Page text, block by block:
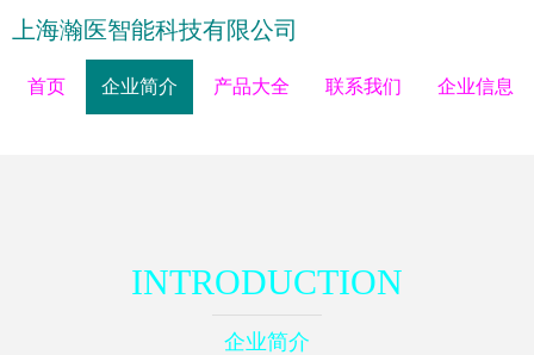
上海瀚医智能科技有限公司
首页 企业简介 产品大全 联系我们 企业信息
INTRODUCTION
企业简介